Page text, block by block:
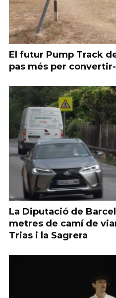
El futur Pump Track
pas més per
La Diputació de
metres de camí de
Trias i la Sagrera